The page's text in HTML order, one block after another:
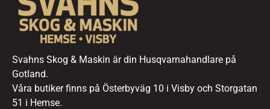
Svahns Skog & Maskin är din Husqvarnahandlare på
Gotland.
Våra butiker finns på Österbyväg 10 i Visby och Storgatan
51 i Hemse.